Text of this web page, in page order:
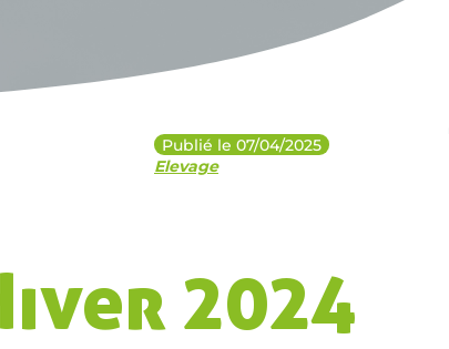
Publié le 07/04/2025
Elevage
2024